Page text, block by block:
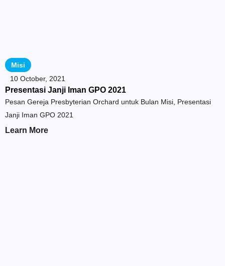
Misi
10 October, 2021
Presentasi Janji Iman GPO 2021
Pesan Gereja Presbyterian Orchard untuk Bulan Misi, Presentasi
Janji Iman GPO 2021
Learn More